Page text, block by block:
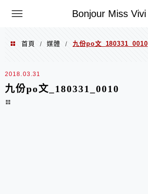
Bonjour Miss Vivi
選單
首頁 / 媒體 / 九份po文_180331_0010
2018.03.31
九份po文_180331_0010